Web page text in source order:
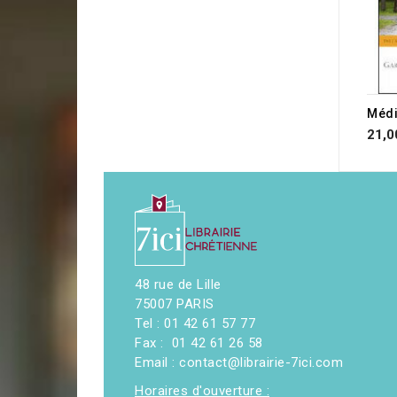
48 rue de Lille
75007 PARIS
Tel : 01 42 61 57 77
Fax : 01 42 61 26 58
Email : contact@librairie-7ici.com
Horaires d'ouverture :